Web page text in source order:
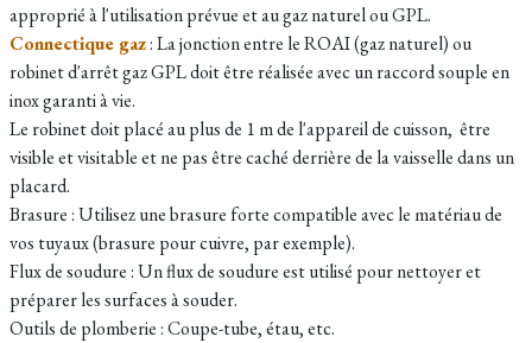
approprié à l'utilisation prévue et au gaz naturel ou GPL.
Connectique gaz: La jonction entre le ROAI (gaz naturel) ou
robinet d'arrêt gaz GPL doit être réalisée avec un raccord souple en
inox garanti à vie.
Le robinet doit placé au plus de 1 m de l'appareil de cuisson, être
visible et visitable et ne pas être caché derrière de la vaisselle dans un
placard.
Brasure : Utilisez une brasure forte compatible avec le matériau de
vos tuyaux (brasure pour cuivre, par exemple).
Flux de soudure : Un flux de soudure est utilisé pour nettoyer et
préparer les surfaces à souder.
Outils de plomberie : Coupe-tube, étau, etc.